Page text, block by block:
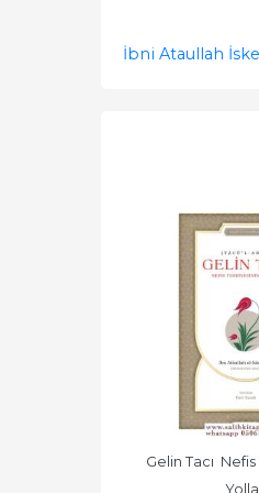
Gelin Tacı